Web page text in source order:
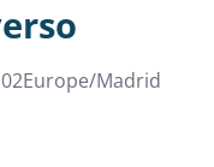
Madrid